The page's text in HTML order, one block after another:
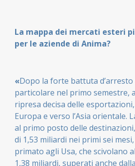
La mappa dei mercati esteri
per le aziende di Anima?
«Dopo la forte battuta
particolare nel primo semestre,
ripresa decisa delle
Europa e verso l’Asia orientale.
al primo posto delle
di 1,53 miliardi nei primi sei
primato agli Usa, che scivolano
1,38 miliardi, superati anche